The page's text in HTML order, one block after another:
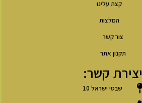
קצת עלינו
המלצות
צור קשר
תקנון אתר
יצירת קשר:
שבטי ישראל 10